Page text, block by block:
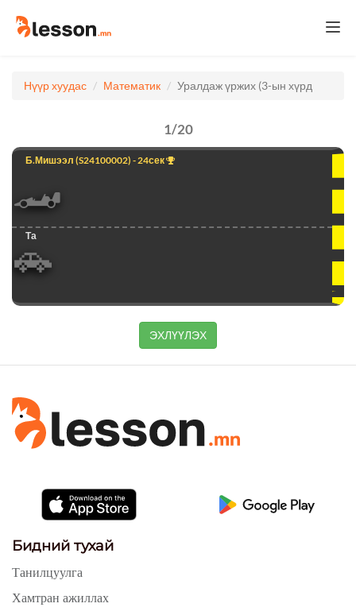
Нүүр хуудас Математик Уралдаж үржих (3-ын хүрд
1/20
Б.Мишээл (S24100002) - 24сек
🏎️
Та
🚗
ЭХЛҮҮЛЭХ
Бидний тухай
Танилцуулга
Хамтран ажиллах